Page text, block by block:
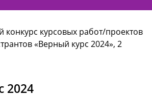
курсовых работ/проектов
«Верный курс 2024», 2
2024